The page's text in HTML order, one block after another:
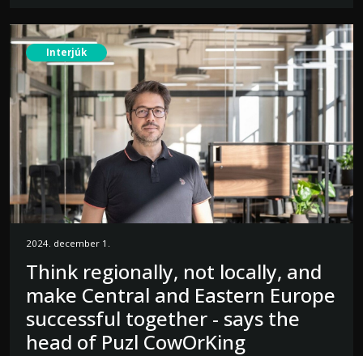
Interjúk
2024. december 1.
Think regionally, not locally, and
make Central and Eastern Europe
successful together - says the
head of Puzl CowOrKing